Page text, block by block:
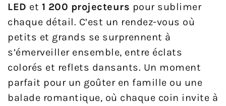
LED et 1 200 projecteurs pour sublimer
chaque détail. C’est un rendez-vous où
petits et grands se surprennent à
s’émerveiller ensemble, entre éclats
colorés et reflets dansants. Un moment
parfait pour un goûter en famille ou une
balade romantique, où chaque coin invite à